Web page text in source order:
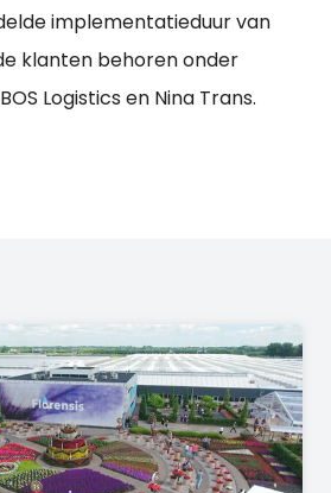
implementatieduur van
klanten behoren onder
Logistics en Nina Trans.